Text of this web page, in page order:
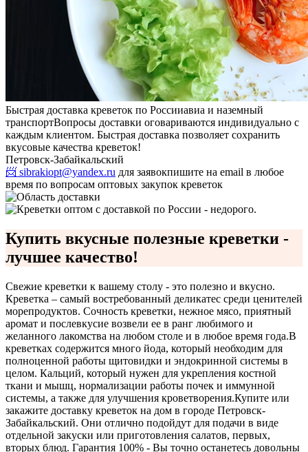
Быстрая доставка креветок по Россииавиа и наземный
транспортВопросы доставки оговариваются индивидуально с
каждым клиентом. Быстрая доставка позволяет сохранить
вкусовые качества креветок!
Петровск-Забайкальский
📨 sibrakiopt@yandex.ru для заявокпишите на email в любое
время по вопросам оптовых закупок креветок
Купить вкусные полезные креветки -
лучшее качество!
Свежие креветки к вашему столу - это полезно и вкусно.
Креветка – самый востребованный деликатес среди ценителей
морепродуктов. Сочность креветки, нежное мясо, приятный
аромат и послевкусие возвели ее в ранг любимого и
желанного лакомства на любом столе и в любое время года.В
креветках содержится много йода, который необходим для
полноценной работы щитовидки и эндокринной системы в
целом. Кальций, который нужен для укрепления костной
ткани и мышц, нормализации работы почек и иммунной
системы, а также для улучшения кроветворения.Купите или
закажите доставку креветок на дом в городе Петровск-
Забайкальский. Они отлично подойдут для подачи в виде
отдельной закуски или приготовления салатов, первых,
вторых блюд. Гарантия 100% - Вы точно останетесь довольны